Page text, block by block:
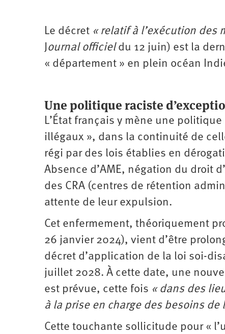
Le décret « relatif à l’exécution des
Journal officieldu 12 juin) est la
« département » en plein océan
Une politique raciste
L’État français y mène une
illégaux », dans la continuité de
régi par des lois établies en
Absence d’AME, négation du droit
des CRA (centres de rétention
attente de leur expulsion.
Cet enfermement, théoriquement
26 janvier 2024), vient d’être
décret d’application de la loi soi-­
juillet 2028. À cette date, une
est prévue, cette fois « dans des
à la prise en charge des besoins de
Cette touchante sollicitude pour «